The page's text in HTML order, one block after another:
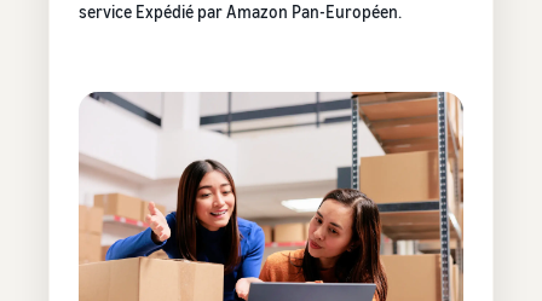
service Expédié par Amazon Pan-Européen.